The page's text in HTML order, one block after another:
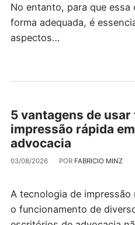
No entanto, para que
forma adequada, é
aspectos…
5 vantagens de
impressão rápida
advocacia
03/08/2026 POR FABRICIO MINZ
A tecnologia de
o funcionamento de